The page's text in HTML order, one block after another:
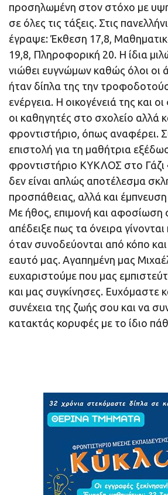
προσηλωμένη στον στόχο με
σε όλες τις τάξεις. Στις
έγραψε: Έκθεση 17,8,
19,8, Πληροφορική 20. Η ίδια
νιώθει ευγνώμων καθώς όλοι οι
ήταν δίπλα της την
ενέργεια. Η οικογένειά της και
οι καθηγητές στο σχολείο αλλά
φροντιστήριο, όπως αναφέρει.
επιστολή για τη μαθήτρια
φροντιστήριο ΚΥΚΛΟΣ στο Γάζι
δεν είναι απλώς αποτέλεσμα
προσπάθειας, αλλά και
Με ήθος, επιμονή και αφοσίωση
απέδειξε πως τα όνειρα
όταν συνοδεύονται από κόπο
εαυτό μας. Αγαπημένη μας
ευχαριστούμε που μας
και μας συγκίνησες. Ευχόμαστε
συνέχεια της ζωής σου και να
κατακτάς κορυφές με το ίδιο